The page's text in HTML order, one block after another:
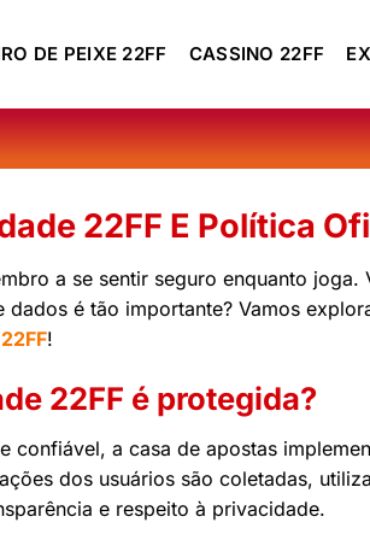
DE PEIXE 22FF CASSINO 22FF
22FF E Política
a se sentir seguro enquanto
dados é tão importante? Vamos
22FF!
22FF é protegida?
confiável, a casa de apostas
dos usuários são coletadas,
e respeito à privacidade.